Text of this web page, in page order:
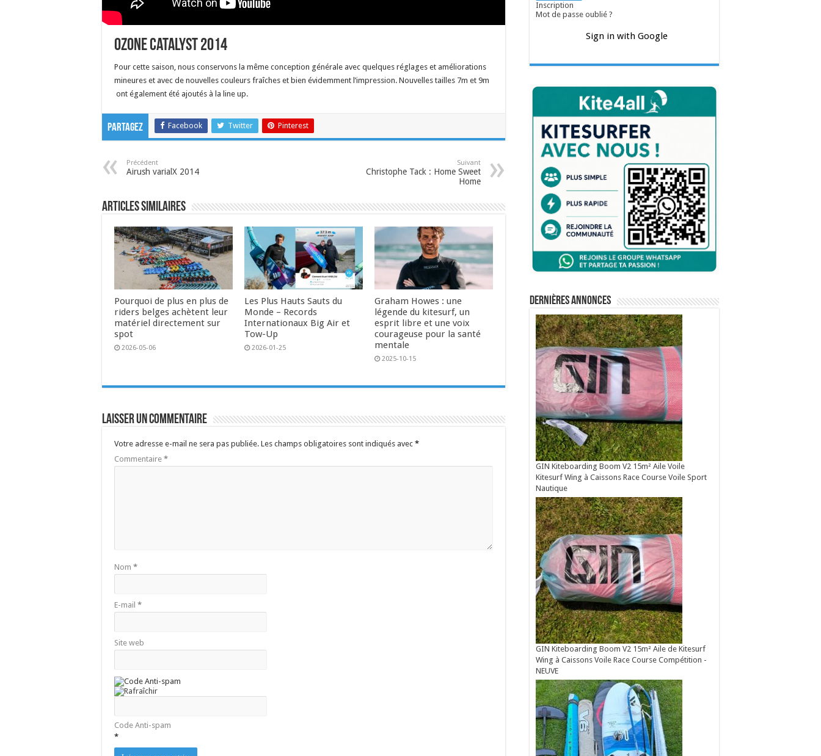
Ozone catalyst 2014
Pour cette saison, nous conservons la même conception générale avec quelques réglages et améliorations
mineures et avec de nouvelles couleurs fraîches et bien évidemment l’impression. Nouvelles tailles 7m et 9m
ont également été ajoutés à la line up.
Partagez Facebook Twitter Pinterest
Précédent
Airush varialX 2014
Suivant
Christophe Tack : Home Sweet
Home
Articles similaires
Pourquoi de plus en plus de
riders belges achètent leur
matériel directement sur
spot
2026-05-06
Les Plus Hauts Sauts du
Monde – Records
Internationaux Big Air et
Tow-Up
2026-01-25
Graham Howes : une
légende du kitesurf, un
esprit libre et une voix
courageuse pour la santé
mentale
2025-10-15
Laisser un commentaire
Votre adresse e-mail ne sera pas publiée. Les champs obligatoires sont indiqués avec *
Commentaire *
Nom *
E-mail *
Site web
Code Anti-spam
*
Inscription
Mot de passe oublié ?
Sign in with Google
Dernières annonces
GIN Kiteboarding Boom V2 15m² Aile Voile
Kitesurf Wing à Caissons Race Course Voile Sport
Nautique
GIN Kiteboarding Boom V2 15m² Aile de Kitesurf
Wing à Caissons Voile Race Course Compétition -
NEUVE